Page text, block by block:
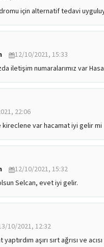
için alternatif tedavi
12/10/2021, 15:33
iletişim numaralarımız var
22:06
kireclene var hacamat iyi gelir mi
12/10/2021, 15:32
Selcan, evet iyi gelir.
10/2021, 12:32
aşırı sırt ağrısı ve